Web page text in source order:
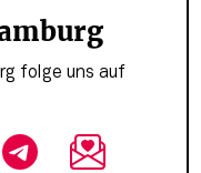
folge uns auf